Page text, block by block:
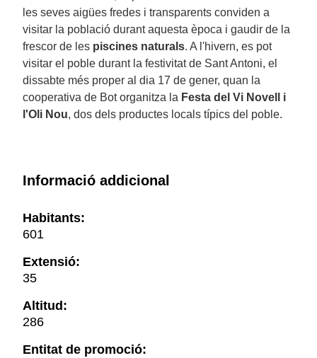
les seves aigües fredes i transparents conviden a
visitar la població durant aquesta època i gaudir de la
frescor de les piscines naturals. A l'hivern, es pot
visitar el poble durant la festivitat de Sant Antoni, el
dissabte més proper al dia 17 de gener, quan la
cooperativa de Bot organitza la Festa del Vi Novell i
l'Oli Nou, dos dels productes locals típics del poble.
Informació addicional
Habitants:
601
Extensió:
35
Altitud:
286
Entitat de promoció: